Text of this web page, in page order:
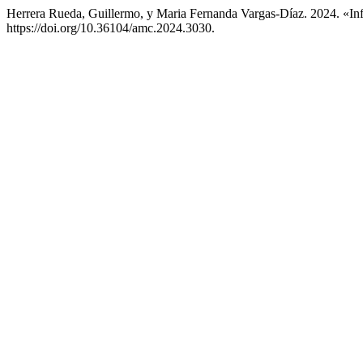
Herrera Rueda, Guillermo, y Maria Fernanda Vargas-Díaz. 2024.
https://doi.org/10.36104/amc.2024.3030.